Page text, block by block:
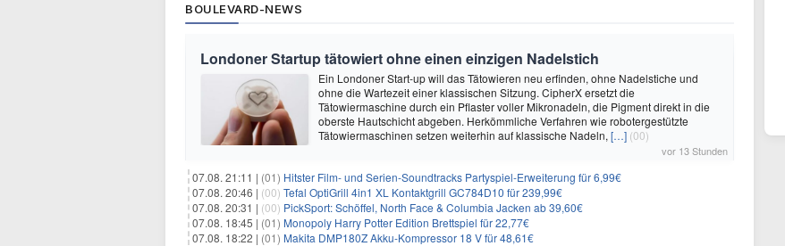
BOULEVARD-NEWS
Londoner Startup tätowiert ohne einen einzigen Nadelstich
Ein Londoner Start-up will das Tätowieren neu erfinden, ohne Nadelstiche und
ohne die Wartezeit einer klassischen Sitzung. CipherX ersetzt die
Tätowiermaschine durch ein Pflaster voller Mikronadeln, die Pigment direkt in die
oberste Hautschicht abgeben. Herkömmliche Verfahren wie robotergestützte
Tätowiermaschinen setzen weiterhin auf klassische Nadeln, […] (00)
vor 13 Stunden
07.08. 21:11 | (01) Hitster Film- und Serien-Soundtracks Partyspiel-Erweiterung für 6,99€
07.08. 20:46 | (00) Tefal OptiGrill 4in1 XL Kontaktgrill GC784D10 für 239,99€
07.08. 20:31 | (00) PickSport: Schöffel, North Face & Columbia Jacken ab 39,60€
07.08. 18:45 | (01) Monopoly Harry Potter Edition Brettspiel für 22,77€
07.08. 18:22 | (01) Makita DMP180Z Akku-Kompressor 18 V für 48,61€